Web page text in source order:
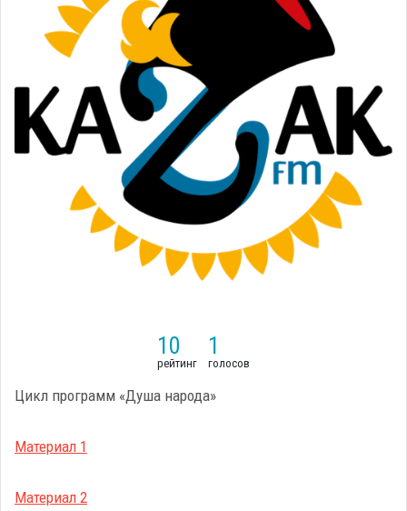
10
рейтинг
1
голосов
Цикл программ «Душа народа»
Материал 1
Материал 2